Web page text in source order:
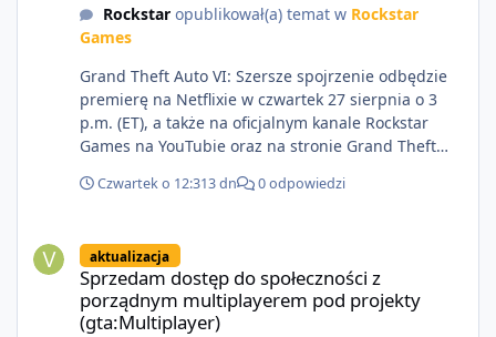
Rockstaropublikował(a) temat w Rockstar
Games
Grand Theft Auto VI: Szersze spojrzenie odbędzie
premierę na Netflixie w czwartek 27 sierpnia o 3
p.m. (ET), a także na oficjalnym kanale Rockstar
Games na YouTubie oraz na stronie Grand Theft
https://netflix.com/GTAVI Grand Theft Auto VI
Xbox Series X|S. Zamów przed premierą na stronie
https://www.rockstargames.com/VI.
Czwartek o 12:313 dn 0 odpowiedzi
aktualizacja
Sprzedam dostęp do społeczności z
porządnym multiplayerem pod projekty
(gta:Multiplayer)